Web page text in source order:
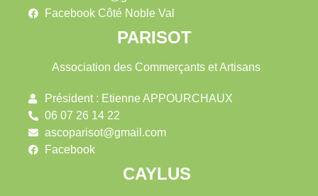
Facebook Côté Noble Val
PARISOT
Association des Commerçants et Artisans
Président : Etienne APPOURCHAUX
06 07 26 14 22
ascoparisot@gmail.com
Facebook
CAYLUS